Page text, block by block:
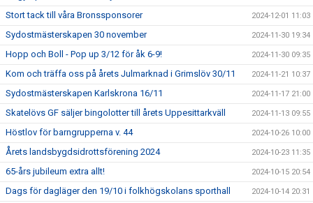
Stort tack till våra Bronssponsorer 2024-12-01 11:03
Sydostmästerskapen 30 november 2024-11-30 19:34
Hopp och Boll - Pop up 3/12 för åk 6-9! 2024-11-30 09:35
Kom och träffa oss på årets Julmarknad i Grimslöv 30/11 2024-11-21 10:37
Sydostmästerskapen Karlskrona 16/11 2024-11-17 21:00
Skatelövs GF säljer bingolotter till årets Uppesittarkväll 2024-11-13 09:55
Höstlov för barngrupperna v. 44 2024-10-26 10:00
Årets landsbygdsidrottsförening 2024 2024-10-23 11:35
65-års jubileum extra allt! 2024-10-15 20:54
Dags för dagläger den 19/10 i folkhögskolans sporthall 2024-10-14 20:31